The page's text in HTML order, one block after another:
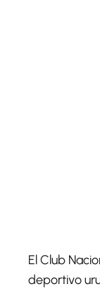
El Club
deportivo